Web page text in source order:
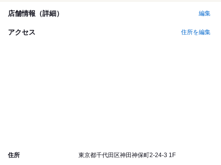
店舗情報（詳細） 編集
アクセス 住所を編集
住所 東京都千代田区神田神保町2-24-3 1F